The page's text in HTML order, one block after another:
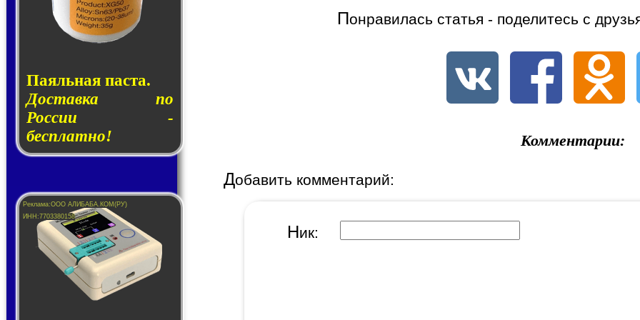
Паяльная паста.
Доставка по
России -
бесплатно!
Понравилась статья - поделитесь с
Комментарии:
Добавить комментарий:
Ник: